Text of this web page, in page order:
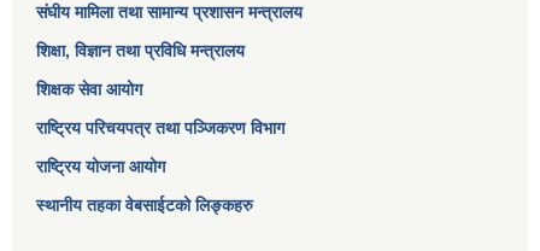
संघीय मामिला तथा सामान्य प्रशासन मन्त्रालय
शिक्षा, विज्ञान तथा प्रविधि मन्त्रालय
शिक्षक सेवा आयोग
राष्ट्रिय परिचयपत्र तथा पञ्जिकरण विभाग
राष्ट्रिय योजना आयोग
स्थानीय तहका वेबसाईटको लिङ्कहरु